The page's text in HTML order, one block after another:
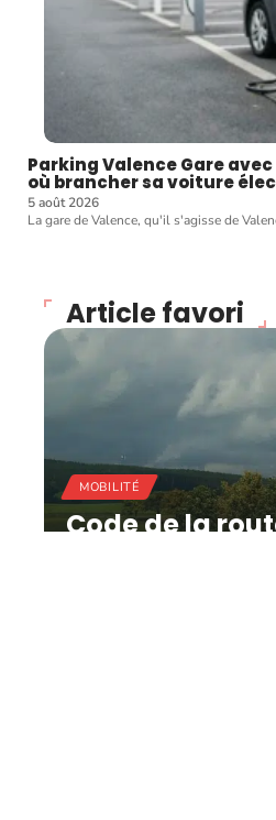
Parking Valence Gare
où brancher sa voiture
5 août 2026
La gare de Valence, qu'il s'agisse de
Article favori
MOBILITÉ
Code de la